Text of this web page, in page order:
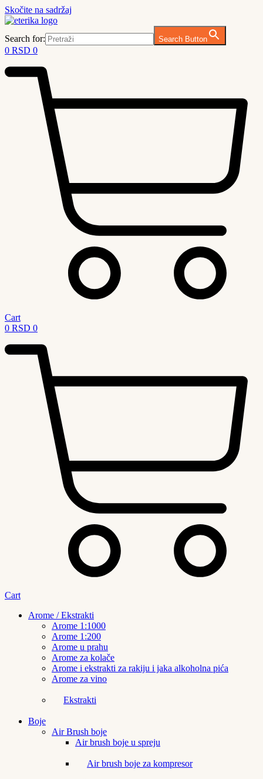
Skočite na sadržaj
Search for: Search Button
0 RSD 0
Cart
0 RSD 0
Cart
Arome / Ekstrakti
Arome 1:1000
Arome 1:200
Arome u prahu
Arome za kolače
Arome i ekstrakti za rakiju i jaka alkoholna pića
Arome za vino
Ekstrakti
Boje
Air Brush boje
Air brush boje u spreju
Air brush boje za kompresor